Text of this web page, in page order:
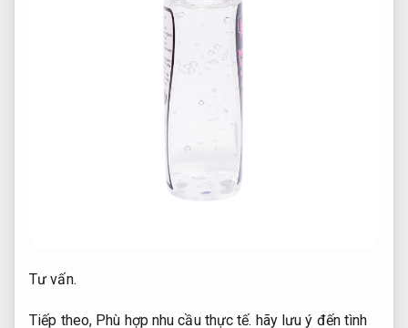
Tư vấn.
Tiếp theo, Phù hợp nhu cầu thực tế. hãy lưu ý đến tình